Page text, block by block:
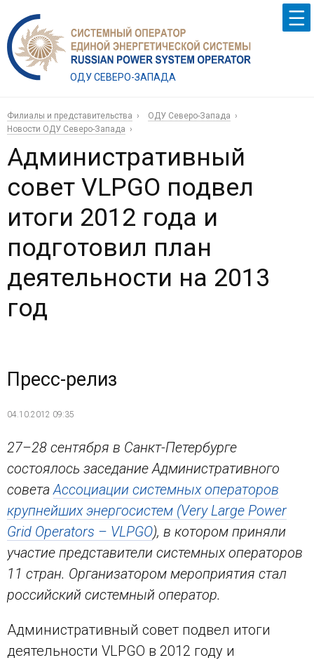
ОДУ СЕВЕРО-ЗАПАДА
Филиалы и представительства
ОДУ Северо-Запада
Новости ОДУ Северо-Запада
Административный
совет VLPGO подвел
итоги 2012 года и
подготовил план
деятельности на 2013
год
Пресс-релиз
04.10.2012 09:35
27–28 сентября в Санкт-Петербурге
состоялось заседание Административного
совета Ассоциации системных операторов
крупнейших энергосистем (Very Large Power
Grid Operators – VLPGO), в котором приняли
участие представители системных операторов
11 стран. Организатором мероприятия стал
российский системный оператор.
Административный совет подвел итоги
деятельности VLPGO в 2012 году и